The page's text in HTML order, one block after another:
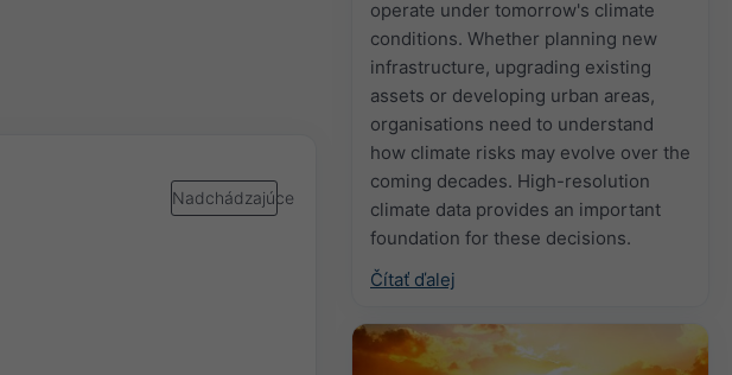
operate under tomorrow's climate
conditions. Whether planning new
infrastructure, upgrading existing
assets or developing urban areas,
organisations need to understand
how climate risks may evolve over the
coming decades. High-resolution
climate data provides an important
foundation for these decisions.
Čítať ďalej
Nadchádzajúce